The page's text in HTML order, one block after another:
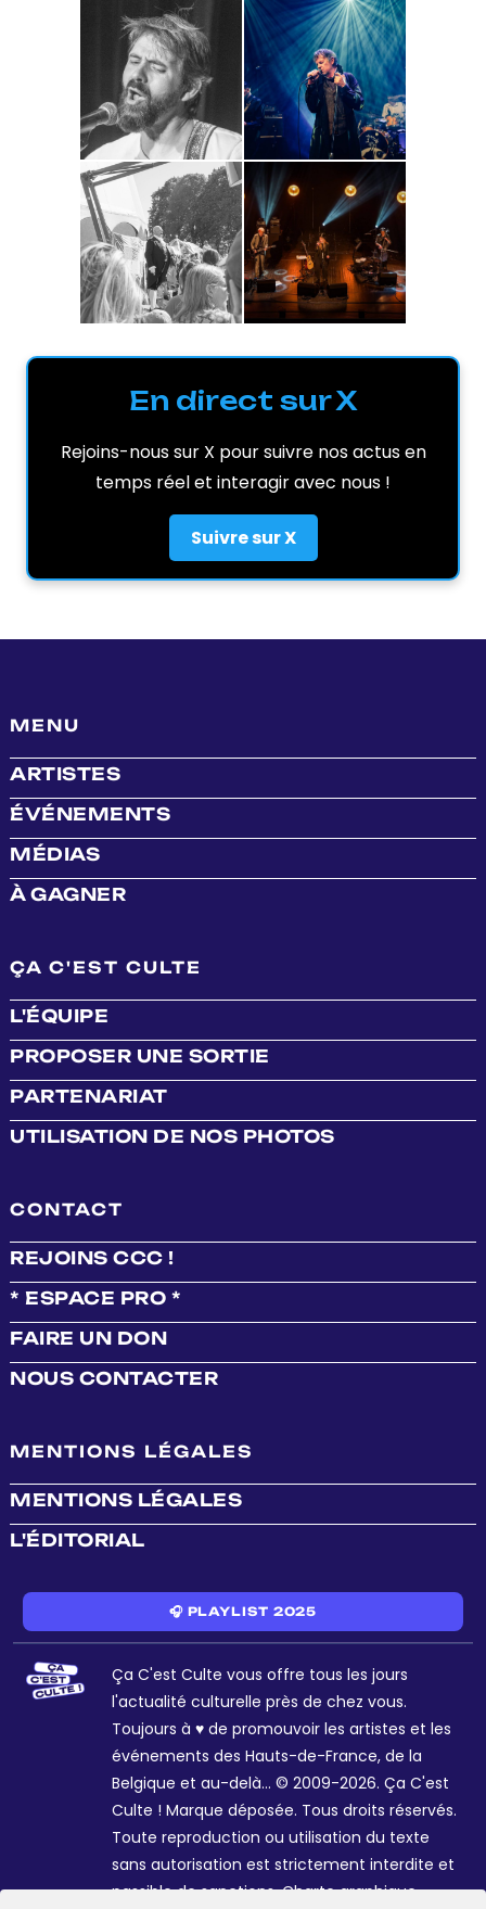
En direct sur X
Rejoins-nous sur X pour suivre nos actus en
temps réel et interagir avec nous !
Suivre sur X
MENU
ARTISTES
ÉVÉNEMENTS
MÉDIAS
À GAGNER
ÇA C'EST CULTE
L'ÉQUIPE
PROPOSER UNE SORTIE
PARTENARIAT
UTILISATION DE NOS PHOTOS
CONTACT
REJOINS CCC !
* ESPACE PRO *
FAIRE UN DON
NOUS CONTACTER
MENTIONS LÉGALES
MENTIONS LÉGALES
L'ÉDITORIAL
🎧 PLAYLIST 2025
Ça C'est Culte vous offre tous les jours
l'actualité culturelle près de chez vous.
Toujours à ♥ de promouvoir les artistes et les
événements des Hauts-de-France, de la
Belgique et au-delà... © 2009-2026. Ça C'est
Culte ! Marque déposée. Tous droits réservés.
Toute reproduction ou utilisation du texte
sans autorisation est strictement interdite et
passible de sanctions. Charte graphique